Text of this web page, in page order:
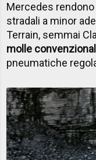
Mercedes
stradali a minor
Terrain, semmai
molle
pneumatiche